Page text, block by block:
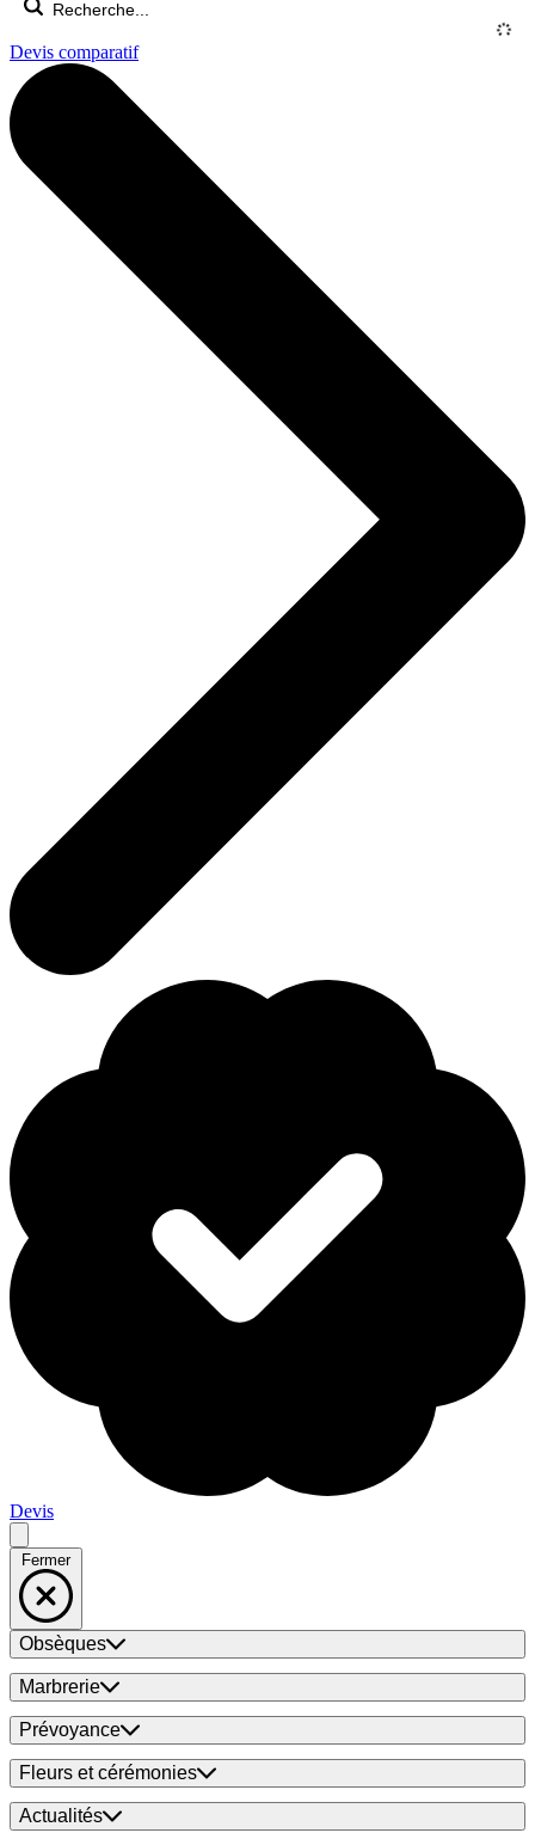
Devis comparatif
Devis
Fermer
Obsèques
Marbrerie
Prévoyance
Fleurs et cérémonies
Actualités